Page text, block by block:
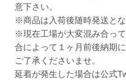
意下さい。
※商品は入荷後随時発送とな
※現在工場が大変混み合っ
合によって１ヶ月前後納期
ご了承くださいませ。
延着が発生した場合は公式